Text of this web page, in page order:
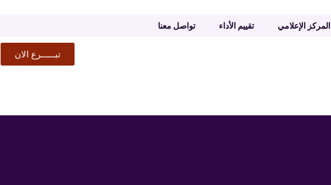
تبــــــرع الان
المركز الإعلامي تقييم الأداء تواصل معنا